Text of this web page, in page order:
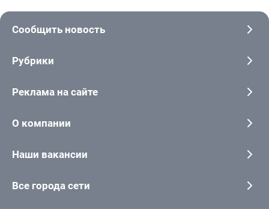
Сообщить новость
Рубрики
Реклама на сайте
О компании
Наши вакансии
Все города сети